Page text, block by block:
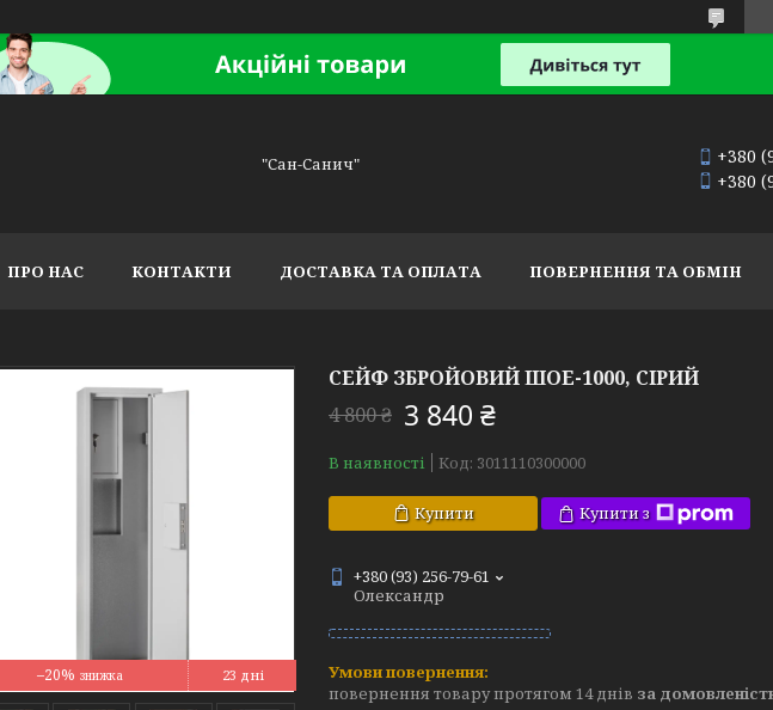
"Сан-Санич"
+380
+380
ПРО НАС КОНТАКТИ ДОСТАВКА ТА ОПЛАТА ПОВЕРНЕННЯ ТА ОБМІН
–20% 23 дні
СЕЙФ ЗБРОЙОВИЙ ШОЕ-1000, СІРИЙ
4 800 ₴ 3 840 ₴
В наявності Код: 3011110300000
Купити Купити з
+380 (93) 256-79-61
Олександр
повернення товару протягом 14 днів за